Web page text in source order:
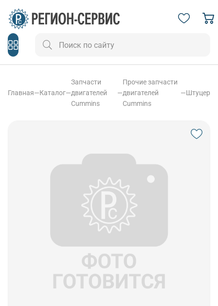
Главная—Каталог—
Запчасти
двигателей
Cummins
—
Прочие запчасти
двигателей
Cummins
—Штуцер